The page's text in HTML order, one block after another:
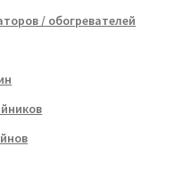
/ обогревателей